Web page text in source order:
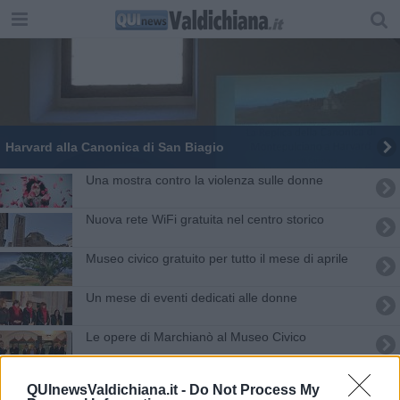
QUInewsValdichiana.it - Do Not Process My
Harvard alla Canonica di San Biagio
Una mostra contro la violenza sulle donne
Nuova rete WiFi gratuita nel centro storico
Museo civico gratuito per tutto il mese di aprile
Un mese di eventi dedicati alle donne
Le opere di Marchianò al Museo Civico